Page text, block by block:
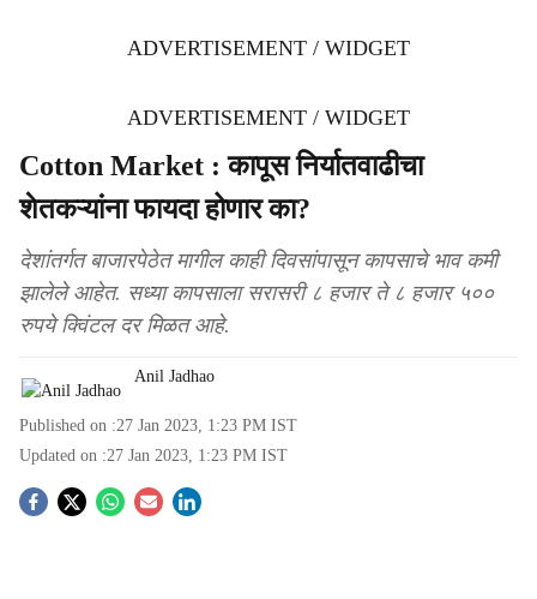
ADVERTISEMENT / WIDGET
ADVERTISEMENT / WIDGET
Cotton Market : कापूस निर्यातवाढीचा
शेतकऱ्यांना फायदा होणार का?
देशांतर्गत बाजारपेठेत मागील काही दिवसांपासून कापसाचे भाव कमी
झालेले आहेत. सध्या कापसाला सरासरी ८ हजार ते ८ हजार ५००
रुपये क्विंटल दर मिळत आहे.
Anil Jadhao
Published on :27 Jan 2023, 1:23 PM IST
Updated on :27 Jan 2023, 1:23 PM IST
S